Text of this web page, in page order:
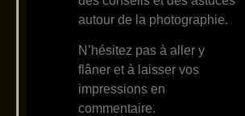
autour de la photographie.
N’hésitez pas à aller y
flâner et à laisser vos
impressions en
commentaire.